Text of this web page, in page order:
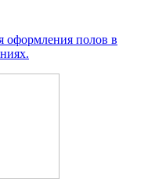
оформления полов в